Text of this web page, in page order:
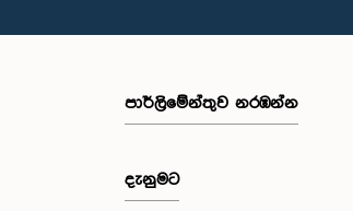
පාර්ලි‌මේන්තුව නරඹන්න
දැනුමට